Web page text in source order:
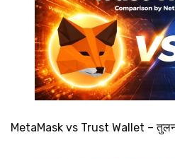
MetaMask vs Trust Wallet –